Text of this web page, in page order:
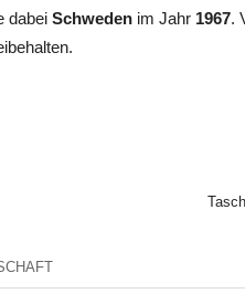
dabei Schweden im Jahr 1967.